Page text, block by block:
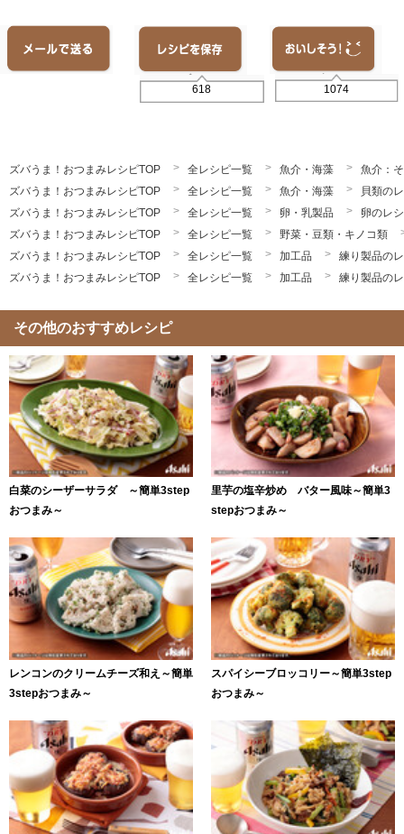
618 1074
ズバうま！おつまみレシピTOP 全レシピ一覧 魚介・海藻
魚介：
ズバうま！おつまみレシピTOP
全レシピ一覧 魚介・海藻
貝類の
ズバうま！おつまみレシピTOP
全レシピ一覧 卵・乳製品
卵のレ
ズバうま！おつまみレシピTOP
全レシピ一覧
野菜・豆類・キノコ類
ズバうま！おつまみレシピTOP
全レシピ一覧 加工品
練り製品の
ズバうま！おつまみレシピTOP
全レシピ一覧 加工品 練り製品の
その他のおすすめレシピ
白菜のシーザーサラダ ～簡単3step
おつまみ～
里芋の塩辛炒め バター風味～簡単3
stepおつまみ～
レンコンのクリームチーズ和え～簡単
3stepおつまみ～
スパイシーブロッコリー～簡単3step
おつまみ～